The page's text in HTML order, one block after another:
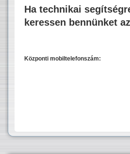
Ha technikai
keressen bennünket
Központi mobiltelefonszám: